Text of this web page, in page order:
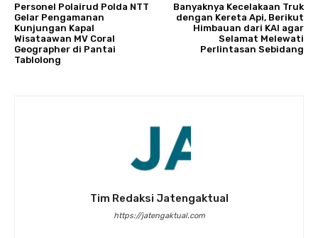
Personel Polairud Polda NTT
Gelar Pengamanan
Kunjungan Kapal
Wisataawan MV Coral
Geographer di Pantai
Tablolong
Banyaknya Kecelakaan Truk
dengan Kereta Api, Berikut
Himbauan dari KAI agar
Selamat Melewati
Perlintasan Sebidang
Tim Redaksi Jatengaktual
https://jatengaktual.com